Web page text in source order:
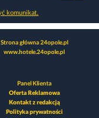
komunikat.
Strona główna 24opole.pl
www.hotele.24opole.pl
Panel Klienta
Oferta Reklamowa
Kontakt z redakcją
Polityka prywatności